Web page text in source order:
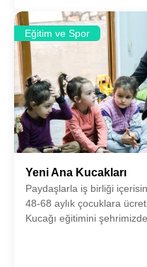
Eğitim ve Spor
Yeni Ana Kucakları
Paydaşlarla iş birliği
48-68 aylık çocuklara
Kucağı eğitimini şehrimizde